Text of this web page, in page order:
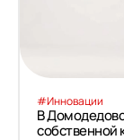
#Инновации
В
собственной